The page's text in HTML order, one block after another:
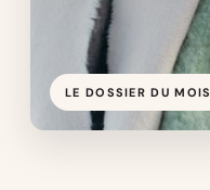
LE DOSSIER DU MOIS